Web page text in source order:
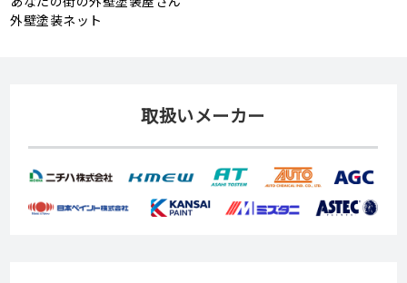
外壁塗装ネット
取扱いメーカー